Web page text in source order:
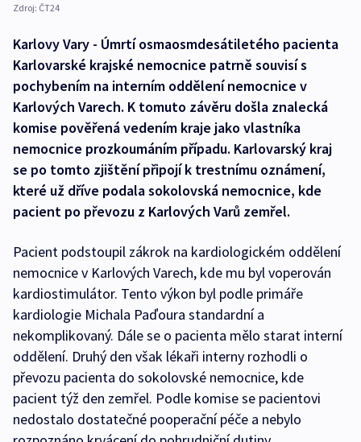
Zdroj: ČT24
Karlovy Vary - Úmrtí osmaosmdesátiletého pacienta
Karlovarské krajské nemocnice patrně souvisí s
pochybením na interním oddělení nemocnice v
Karlových Varech. K tomuto závěru došla znalecká
komise pověřená vedením kraje jako vlastníka
nemocnice prozkoumáním případu. Karlovarský kraj
se po tomto zjištění připojí k trestnímu oznámení,
které už dříve podala sokolovská nemocnice, kde
pacient po převozu z Karlových Varů zemřel.
Pacient podstoupil zákrok na kardiologickém oddělení
nemocnice v Karlových Varech, kde mu byl voperován
kardiostimulátor. Tento výkon byl podle primáře
kardiologie Michala Paďoura standardní a
nekomplikovaný. Dále se o pacienta mělo starat interní
oddělení. Druhý den však lékaři interny rozhodli o
převozu pacienta do sokolovské nemocnice, kde
pacient týž den zemřel. Podle komise se pacientovi
nedostalo dostatečné pooperační péče a nebylo